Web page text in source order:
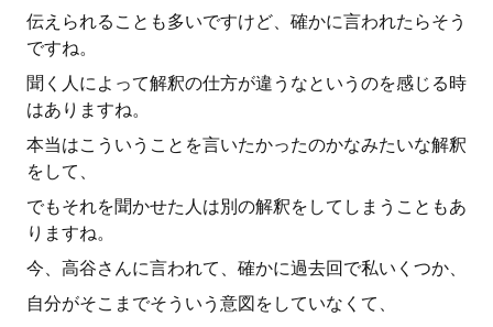
伝えられることも多いですけど、確かに言われたらそう
ですね。
聞く人によって解釈の仕方が違うなというのを感じる時
はありますね。
本当はこういうことを言いたかったのかなみたいな解釈
をして、
でもそれを聞かせた人は別の解釈をしてしまうこともあ
りますね。
今、高谷さんに言われて、確かに過去回で私いくつか、
自分がそこまでそういう意図をしていなくて、